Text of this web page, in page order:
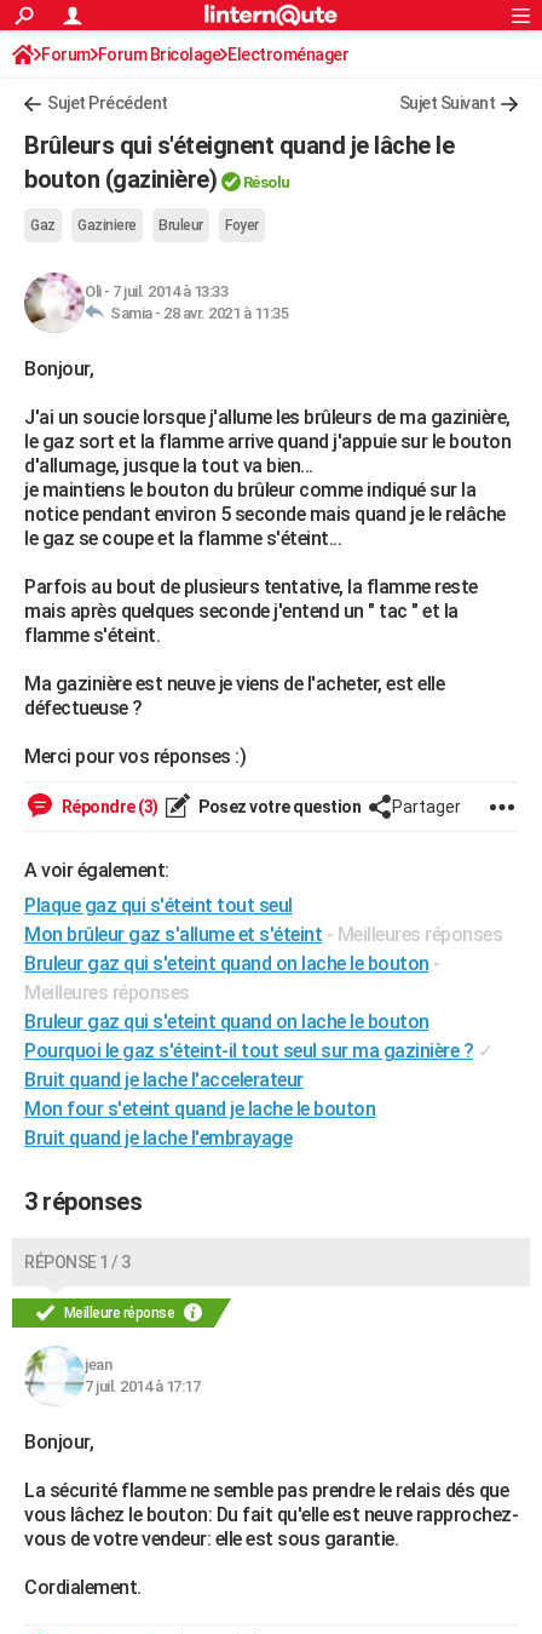
ACTUALITÉS
Politique
Société
Faits Divers
Education
Monde
Villes
+
Programme TV
TNTStreaming
Cinéma
Sorties cinéma
Musique
+FINANCE
Retraite
Impôts
Epargne
Immobilier
Risques naturels par ville
Banque
Assurance
Crédit
AUTO
Essais
Réserver un essai
Citadines
Berlines
SUV
Forum auto
HIGH-TECH
Mobiles
Meilleur smartphone
Internet
Ordinateurs
Jeux vidéo
Guide high-tech
+BRICOLAGE
Forum
Aménagement intérieur
Extérieur
Cuisine
Salle de bains
Jardinage
Rangement
WEEK-END
Guides de France
Escapades
Patrimoine
Expositions
Musées
Week-end nature
+LIFESTYLE
Art de vivre
Bien-être
Loisirs
Mode
Modes de vie
SANTE
Alimentation
Guide de la santé
Maladies
Médicaments
Sommeil
VOYAGE
GUIDES D'ACHAT
CARTE DE VOEUX
Carte de Noël
Carte Bonne année
Carte Saint-Valentin
Carte Pâques
Carte d'anniversaire
DICTIONNAIRE
Dictionnaire
Biographies
Citations
Expressions
Proverbes
PROGRAMME TV
COPAINS D'AVANT
S'inscrire
Se connecter
Lycées
Collèges
Primaires
Universités
Entreprises
Service militaire
Avis de recherche
AVIS DE DÉCÈS
FORUM
S'inscrire
Connexion
Forum Forum Bricolage Electroménager
Sujet Précédent Sujet Suivant
Brûleurs qui s'éteignent quand je lâche le
bouton (gazinière)
Résolu
Gaz Gaziniere Bruleur Foyer
Oli- 7 juil. 2014 à 13:33
Samia - 28 avr. 2021 à 11:35
Bonjour,
J'ai un soucie lorsque j'allume les brûleurs de ma gazinière,
le gaz sort et la flamme arrive quand j'appuie sur le bouton
d'allumage, jusque la tout va bien...
je maintiens le bouton du brûleur comme indiqué sur la
notice pendant environ 5 seconde mais quand je le relâche
le gaz se coupe et la flamme s'éteint...
Parfois au bout de plusieurs tentative, la flamme reste
mais après quelques seconde j'entend un " tac " et la
flamme s'éteint.
Ma gazinière est neuve je viens de l'acheter, est elle
défectueuse ?
Merci pour vos réponses :)
Répondre (3) Posez votre question Partager
A voir également:
Plaque gaz qui s'éteint tout seul
Mon brûleur gaz s'allume et s'éteint - Meilleures réponses
Bruleur gaz qui s'eteint quand on lache le bouton -
Meilleures réponses
Bruleur gaz qui s'eteint quand on lache le bouton
Pourquoi le gaz s'éteint-il tout seul sur ma gazinière ? ✓
Bruit quand je lache l'accelerateur
Mon four s'eteint quand je lache le bouton
Bruit quand je lache l'embrayage
3 réponses
RÉPONSE 1 / 3
Meilleure réponse
jean
7 juil. 2014 à 17:17
Bonjour,
La sécurité flamme ne semble pas prendre le relais dés que
vous lâchez le bouton: Du fait qu'elle est neuve rapprochez-
vous de votre vendeur: elle est sous garantie.
Cordialement.